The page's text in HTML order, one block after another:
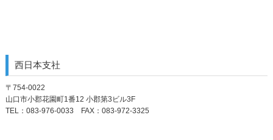
西日本支社
〒754-0022
山口市小郡花園町1番12 小郡第3ビル3F
TEL：083-976-0033 FAX：083-972-3325